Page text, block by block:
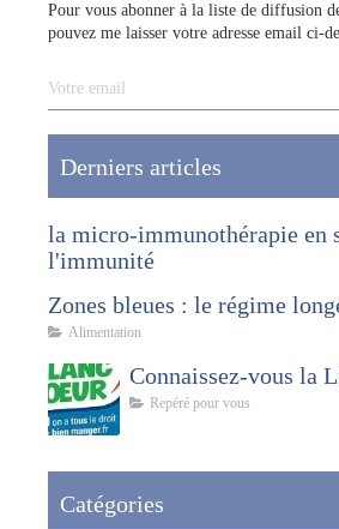
Pour vous abonner à la liste de diffusion
pouvez me laisser votre adresse email ci-
Votre email
Derniers articles
la micro-immunothérapie en
l'immunité
Zones bleues : le régime
Alimentation
Connaissez-vous la
Repéré pour vous
Catégories